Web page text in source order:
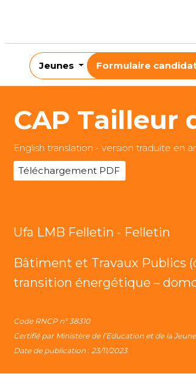
Jeunes Formulaire
CAP Tailleur
English translation - version traduite en
Téléchargement PDF
Ufa LMB Felletin - Felletin
Bâtiment et Travaux Publics
transition énergétique –
Code RNCP n° 38310
Certifié par Ministère de l’Education et de la
Date de publication : 23/11/2023